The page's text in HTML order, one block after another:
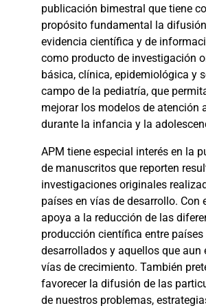
publicación bimestral que tiene
propósito fundamental la
evidencia científica y de
como producto de investigación
básica, clínica, epidemiológica y
campo de la pediatría, que
mejorar los modelos de atención
durante la infancia y la
APM tiene especial interés en la
de manuscritos que reporten
investigaciones originales
países en vías de desarrollo. Con
apoya a la reducción de las
producción científica entre países
desarrollados y aquellos que aun
vías de crecimiento. También
favorecer la difusión de las
de nuestros problemas,